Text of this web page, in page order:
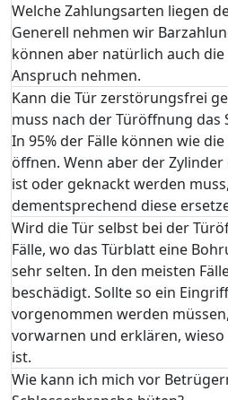
Welche Zahlungsarten liegen
Generell nehmen wir
können aber natürlich auch
Anspruch nehmen.
Kann die Tür zerstörungsfrei
muss nach der Türöffnung das
In 95% der Fälle können wie
öffnen. Wenn aber der
ist oder geknackt werden
dementsprechend diese
Wird die Tür selbst bei der
Fälle, wo das Türblatt eine
sehr selten. In den meisten
beschädigt. Sollte so ein
vorgenommen werden
vorwarnen und erklären,
ist.
Wie kann ich mich vor